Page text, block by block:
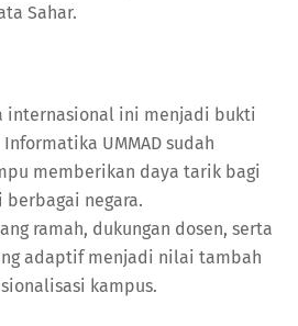
Sahar.
internasional ini menjadi bukti
UMMAD sudah
memberikan daya tarik bagi
berbagai negara.
ramah, dukungan dosen, serta
adaptif menjadi nilai tambah
kampus.